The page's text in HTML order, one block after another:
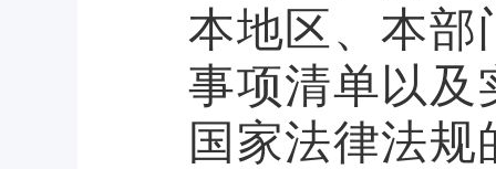
本地区、本部
事项清单以及
国家法律法